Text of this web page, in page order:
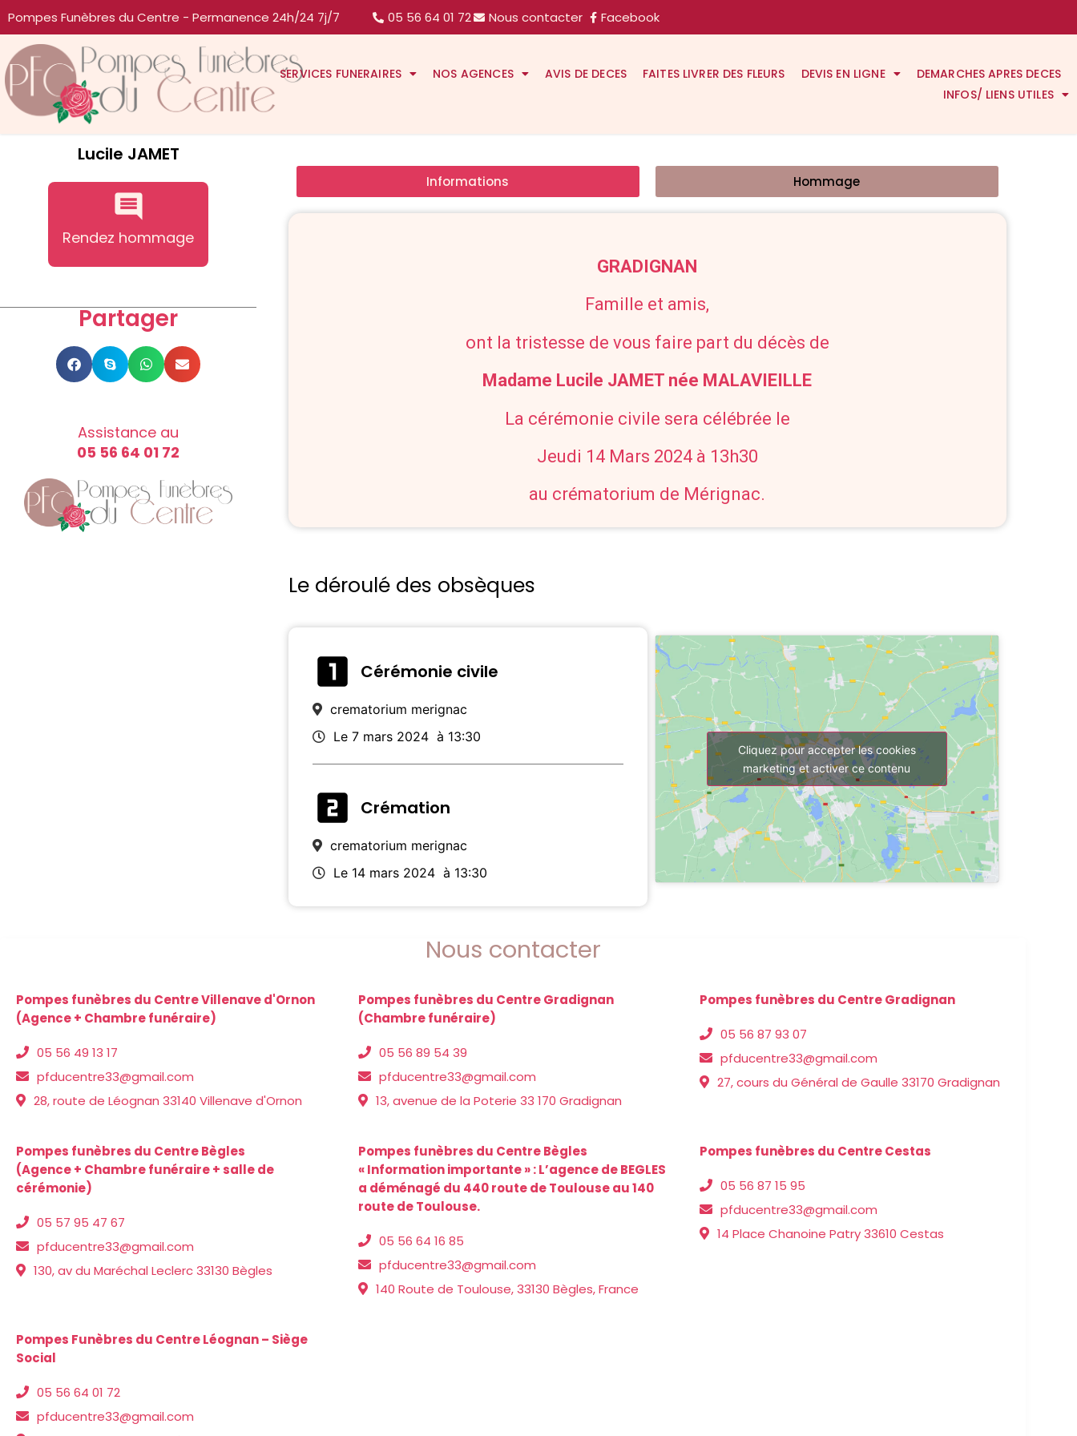
Pompes Funèbres du Centre - Permanence 24h/24 7j/7 05 56 64 01 72 Nous contacter Facebook
SERVICES FUNERAIRES NOS AGENCES AVIS DE DECES FAITES LIVRER DES FLEURS DEVIS EN LIGNE
DEMARCHES APRES DECES
INFOS/ LIENS UTILES
Lucile JAMET
Rendez hommage
Partager
Assistance au
05 56 64 01 72
Informations Hommage
GRADIGNAN
Famille et amis,
ont la tristesse de vous faire part du décès de
Madame Lucile JAMET née MALAVIEILLE
La cérémonie civile sera célébrée le
Jeudi 14 Mars 2024 à 13h30
au crématorium de Mérignac.
Le déroulé des obsèques
Cérémonie civile
crematorium merignac
Le 7 mars 2024 à 13:30
Crémation
crematorium merignac
Le 14 mars 2024 à 13:30
Cliquez pour accepter les cookies
marketing et activer ce contenu
Nous contacter
Pompes funèbres du Centre Villenave d'Ornon
(Agence + Chambre funéraire)
05 56 49 13 17
pfducentre33@gmail.com
28, route de Léognan 33140 Villenave d'Ornon
Pompes funèbres du Centre Gradignan
(Chambre funéraire)
05 56 89 54 39
pfducentre33@gmail.com
13, avenue de la Poterie 33 170 Gradignan
Pompes funèbres du Centre Gradignan
05 56 87 93 07
pfducentre33@gmail.com
27, cours du Général de Gaulle 33170 Gradignan
Pompes funèbres du Centre Bègles
(Agence + Chambre funéraire + salle de
cérémonie)
05 57 95 47 67
pfducentre33@gmail.com
130, av du Maréchal Leclerc 33130 Bègles
Pompes funèbres du Centre Bègles
« Information importante » : L’agence de BEGLES
a déménagé du 440 route de Toulouse au 140
route de Toulouse.
05 56 64 16 85
pfducentre33@gmail.com
140 Route de Toulouse, 33130 Bègles, France
Pompes funèbres du Centre Cestas
05 56 87 15 95
pfducentre33@gmail.com
14 Place Chanoine Patry 33610 Cestas
Pompes Funèbres du Centre Léognan – Siège
Social
05 56 64 01 72
pfducentre33@gmail.com